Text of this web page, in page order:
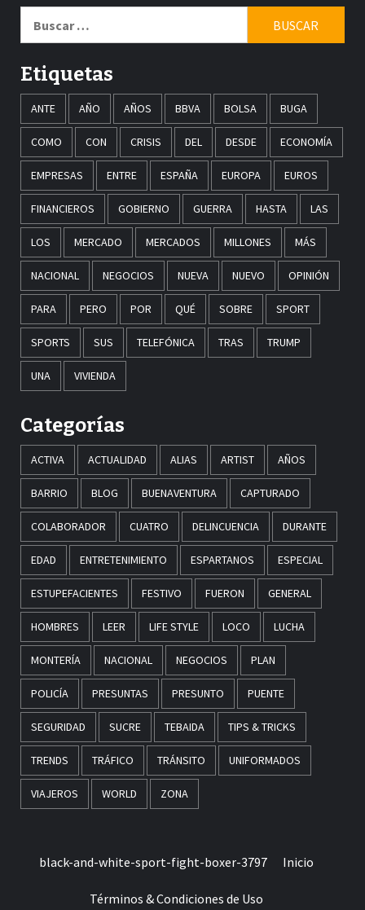
Etiquetas
ANTE AÑO AÑOS BBVA BOLSA BUGA
COMO CON CRISIS DEL DESDE ECONOMÍA
EMPRESAS ENTRE ESPAÑA EUROPA EUROS
FINANCIEROS GOBIERNO GUERRA HASTA LAS
LOS MERCADO MERCADOS MILLONES MÁS
NACIONAL NEGOCIOS NUEVA NUEVO OPINIÓN
PARA PERO POR QUÉ SOBRE SPORT
SPORTS SUS TELEFÓNICA TRAS TRUMP
UNA VIVIENDA
Categorías
ACTIVA ACTUALIDAD ALIAS ARTIST AÑOS
BARRIO BLOG BUENAVENTURA CAPTURADO
COLABORADOR CUATRO DELINCUENCIA DURANTE
EDAD ENTRETENIMIENTO ESPARTANOS ESPECIAL
ESTUPEFACIENTES FESTIVO FUERON GENERAL
HOMBRES LEER LIFE STYLE LOCO LUCHA
MONTERÍA NACIONAL NEGOCIOS PLAN
POLICÍA PRESUNTAS PRESUNTO PUENTE
SEGURIDAD SUCRE TEBAIDA TIPS & TRICKS
TRENDS TRÁFICO TRÁNSITO UNIFORMADOS
VIAJEROS WORLD ZONA
black-and-white-sport-fight-boxer-3797 Inicio
Términos & Condiciones de Uso